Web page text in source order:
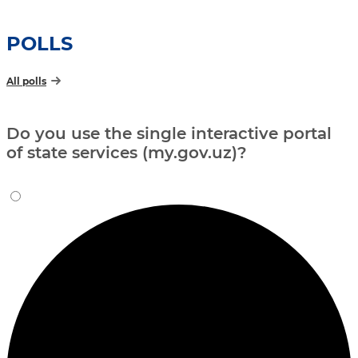
POLLS
All polls
Do you use the single interactive portal
of state services (my.gov.uz)?